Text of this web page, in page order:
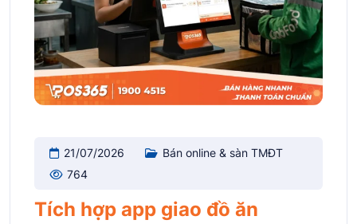
21/07/2026
Bán online & sàn TMĐT
764
Tích hợp app giao đồ ăn